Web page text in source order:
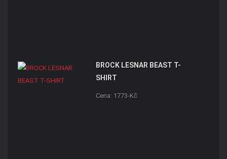
BROCK LESNAR BEAST T-
SHIRT
Cena: 1773-Kč